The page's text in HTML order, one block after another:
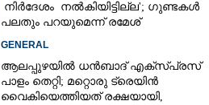
നിർദേശം നൽകിയിട്ടില്ല'; ഗുണ്ടകൾ
പലതും പറയുമെന്ന് രമേശ്
GENERAL
ആലപ്പുഴയിൽ ധൻബാദ് എക്‌സ്പ്രസ്
പാളം തെറ്റി; മറ്റൊരു ട്രെയിൻ
വൈകിയെത്തിയത് രക്ഷയായി,